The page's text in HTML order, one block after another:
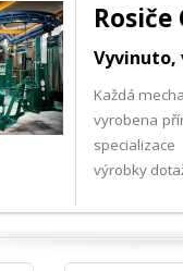
Vyvinuto,
Každá
vyrobena
výrobky